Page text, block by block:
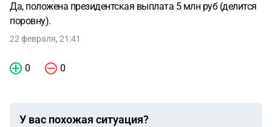
Да, положена президентская выплата 5 млн руб (делится
поровну).
22 февраля, 21:41
0 0
У вас похожая ситуация?